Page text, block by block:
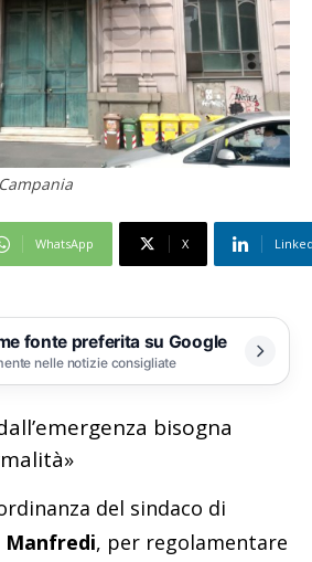
WhatsApp X
fonte preferita su Google
nelle notizie consigliate
bisogna
del sindaco di
Manfredi, per regolamentare